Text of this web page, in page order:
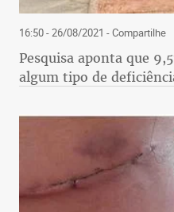
16:50 - 26/08/2021 - Compartilhe
Pesquisa aponta que
algum tipo de